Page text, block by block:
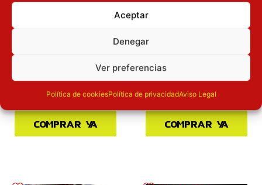
Aceptar
Denegar
Ver preferencias
Política de cookiesPolítica de privacidadAviso Legal
Avión Conquest X-30
129.90
Comprar ya
Hasbro Marvel
29.90
Añadir a la
cesta
Comprar ya